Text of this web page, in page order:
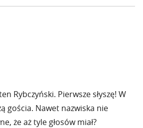
Rybczyński. Pierwsze słyszę! W
gościa. Nawet nazwiska nie
że aż tyle głosów miał?